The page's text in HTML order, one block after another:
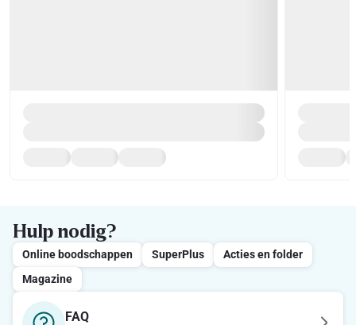
Hulp nodig?
Online boodschappen SuperPlus
Acties en folder
Magazine
FAQ